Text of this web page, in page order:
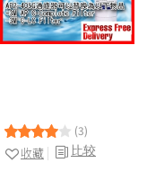
(3)
比较
收藏